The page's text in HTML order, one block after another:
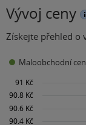
Vývoj ceny
Získejte přehled o
Maloobchodní